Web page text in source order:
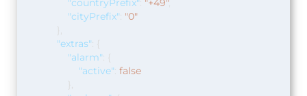
"countryPrefix": "+49",
"cityPrefix": "0"
},
"extras": {
"alarm": {
"active": false
},